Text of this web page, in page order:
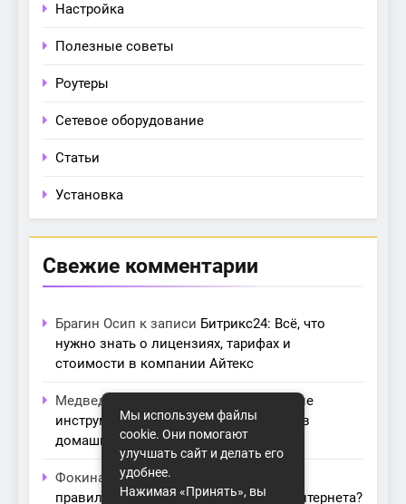
Настройка
Полезные советы
Роутеры
Сетевое оборудование
Статьи
Установка
Свежие комментарии
Брагин Осип к записи Битрикс24: Всё, что
нужно знать о лицензиях, тарифах и
стоимости в компании Айтекс
Медведева Амалия
Основные
инструменты для создания серверов в
домашних условиях
Фокина Невак записи
правильный модем для домашнего интернета?
Мы используем файлы
cookie. Они помогают
улучшать сайт и делать его
удобнее.
Нажимая «Принять», вы